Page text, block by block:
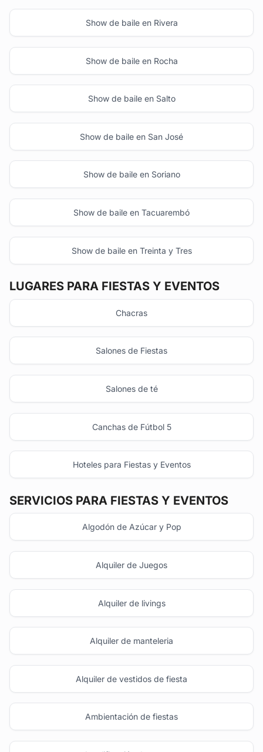
Show de baile en Rivera
Show de baile en Rocha
Show de baile en Salto
Show de baile en San José
Show de baile en Soriano
Show de baile en Tacuarembó
Show de baile en Treinta y Tres
LUGARES PARA FIESTAS Y EVENTOS
Chacras
Salones de Fiestas
Salones de té
Canchas de Fútbol 5
Hoteles para Fiestas y Eventos
SERVICIOS PARA FIESTAS Y EVENTOS
Algodón de Azúcar y Pop
Alquiler de Juegos
Alquiler de livings
Alquiler de manteleria
Alquiler de vestidos de fiesta
Ambientación de fiestas